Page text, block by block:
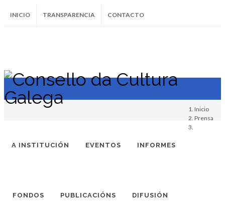
INICIO TRANSPARENCIA CONTACTO
InstagramFacebookTwitter Soundcloud
Youtube
A INSTITUCIÓN EVENTOS INFORMES
FONDOS PUBLICACIÓNS DIFUSIÓN
Inicio
Prensa